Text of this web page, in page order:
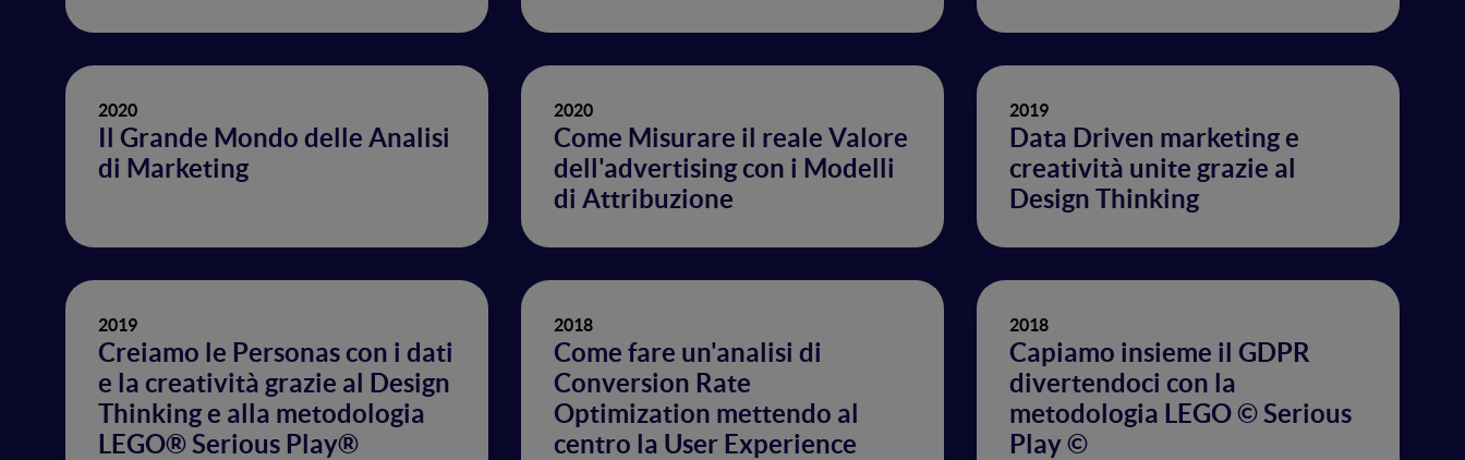
2020
Il Grande Mondo delle Analisi
di Marketing
2020
Come Misurare il reale Valore
dell'advertising con i Modelli
di Attribuzione
2019
Data Driven marketing e
creatività unite grazie al
Design Thinking
2019
Creiamo le Personas con i dati
e la creatività grazie al Design
Thinking e alla metodologia
LEGO® Serious Play®
2018
Come fare un'analisi di
Conversion Rate
Optimization mettendo al
centro la User Experience
2018
Capiamo insieme il GDPR
divertendoci con la
metodologia LEGO © Serious
Play ©